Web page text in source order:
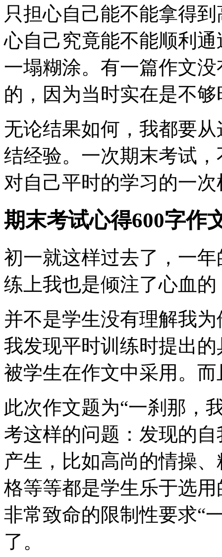
只担心自己能不能拿得
心自己究竟能不能顺利
一塌糊涂。有一篇作文
的，因为当时实在是不
无论结果如何，我都要
结经验。一次期末考试
对自己平时的学习的一次
期末考试心得600字作
初一就这样过去了，一
练上我也是倾注了心血
并不是学生没有理解我
我发现平时训练时提出
被学生在作文中采用。
此次作文题为“一刹那，
考这样的问题：发现的
产生，比如高尚的情操
格等等都是学生乐于选
非常致命的限制性要求“
了。